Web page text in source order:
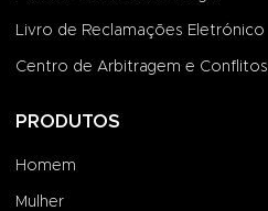
Livro de Reclamações Eletrónico
Centro de Arbitragem e Conflitos
PRODUTOS
Homem
Mulher